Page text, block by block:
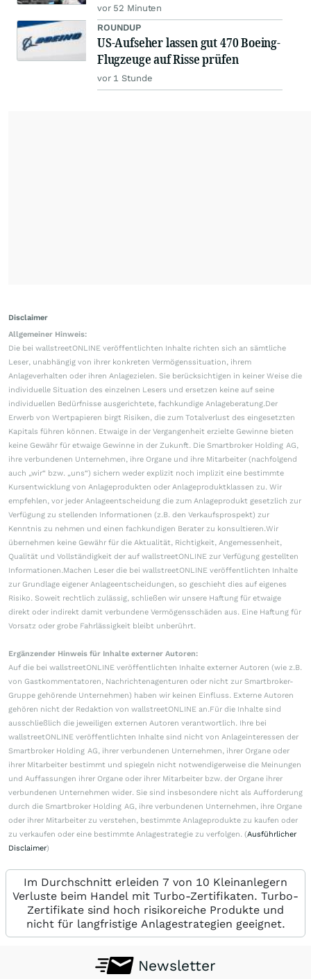
vor 52 Minuten
ROUNDUP
US-Aufseher lassen gut 470 Boeing-
Flugzeuge auf Risse prüfen
vor 1 Stunde
Disclaimer
Allgemeiner Hinweis:
Die bei wallstreetONLINE veröffentlichten Inhalte richten sich an sämtliche
Leser, unabhängig von ihrer konkreten Vermögenssituation, ihrem
Anlageverhalten oder ihren Anlagezielen. Sie berücksichtigen in keiner Weise die
individuelle Situation des einzelnen Lesers und ersetzen keine auf seine
individuellen Bedürfnisse ausgerichtete, fachkundige Anlageberatung.Der
Erwerb von Wertpapieren birgt Risiken, die zum Totalverlust des eingesetzten
Kapitals führen können. Etwaige in der Vergangenheit erzielte Gewinne bieten
keine Gewähr für etwaige Gewinne in der Zukunft. Die Smartbroker Holding AG,
ihre verbundenen Unternehmen, ihre Organe und ihre Mitarbeiter (nachfolgend
auch „wir“ bzw. „uns“) sichern weder explizit noch implizit eine bestimmte
Kursentwicklung von Anlageprodukten oder Anlageproduktklassen zu. Wir
empfehlen, vor jeder Anlageentscheidung die zum Anlageprodukt gesetzlich zur
Verfügung zu stellenden Informationen (z.B. den Verkaufsprospekt) zur
Kenntnis zu nehmen und einen fachkundigen Berater zu konsultieren.Wir
übernehmen keine Gewähr für die Aktualität, Richtigkeit, Angemessenheit,
Qualität und Vollständigkeit der auf wallstreetONLINE zur Verfügung gestellten
Informationen.Machen Leser die bei wallstreetONLINE veröffentlichten Inhalte
zur Grundlage eigener Anlageentscheidungen, so geschieht dies auf eigenes
Risiko. Soweit rechtlich zulässig, schließen wir unsere Haftung für etwaige
direkt oder indirekt damit verbundene Vermögensschäden aus. Eine Haftung für
Vorsatz oder grobe Fahrlässigkeit bleibt unberührt.
Ergänzender Hinweis für Inhalte externer Autoren:
Auf die bei wallstreetONLINE veröffentlichten Inhalte externer Autoren (wie z.B.
von Gastkommentatoren, Nachrichtenagenturen oder nicht zur Smartbroker-
Gruppe gehörende Unternehmen) haben wir keinen Einfluss. Externe Autoren
gehören nicht der Redaktion von wallstreetONLINE an.Für die Inhalte sind
ausschließlich die jeweiligen externen Autoren verantwortlich. Ihre bei
wallstreetONLINE veröffentlichten Inhalte sind nicht von Anlageinteressen der
Smartbroker Holding AG, ihrer verbundenen Unternehmen, ihrer Organe oder
ihrer Mitarbeiter bestimmt und spiegeln nicht notwendigerweise die Meinungen
und Auffassungen ihrer Organe oder ihrer Mitarbeiter bzw. der Organe ihrer
verbundenen Unternehmen wider. Sie sind insbesondere nicht als Aufforderung
durch die Smartbroker Holding AG, ihre verbundenen Unternehmen, ihre Organe
oder ihrer Mitarbeiter zu verstehen, bestimmte Anlageprodukte zu kaufen oder
zu verkaufen oder eine bestimmte Anlagestrategie zu verfolgen. (Ausführlicher
Disclaimer)
Im Durchschnitt erleiden 7 von 10 Kleinanlegern
Verluste beim Handel mit Turbo-Zertifikaten. Turbo-
Zertifikate sind hoch risikoreiche Produkte und
nicht für langfristige Anlagestrategien geeignet.
Newsletter